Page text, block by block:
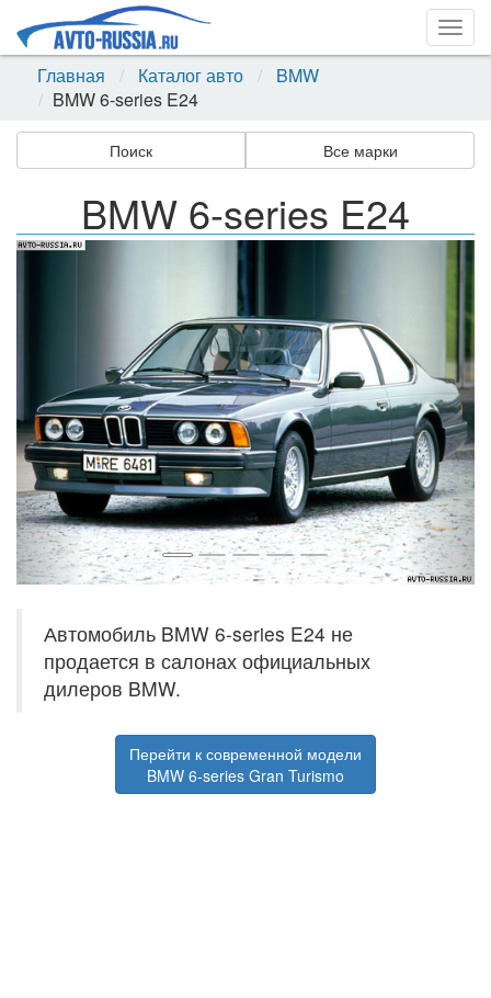
Главная
Каталог авто
BMW
BMW 6-series E24
Поиск Все марки
BMW 6-series E24
Назад
Автомобиль BMW 6-series E24 не
продается в салонах официальных
дилеров BMW.
Перейти к современной модели
BMW 6-series Gran Turismo